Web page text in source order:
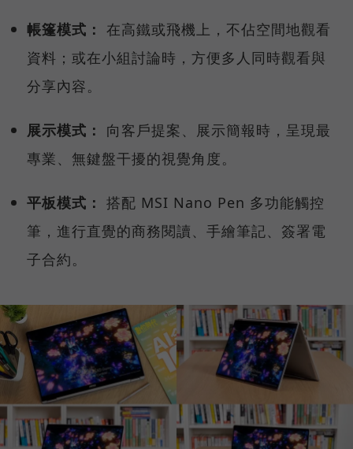
帳篷模式： 在高鐵或飛機上，不佔空間地觀看
資料；或在小組討論時，方便多人同時觀看與
分享內容。
展示模式：
向客戶提案、展示簡報時，呈現最
專業、無鍵盤干擾的視覺角度。
平板模式： 搭配 MSI Nano Pen 多功能觸控
筆，進行直覺的商務閱讀、手繪筆記、簽署電
子合約。